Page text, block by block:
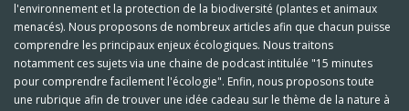
l'environnement et la protection de la biodiversité (plantes et animaux
menacés). Nous proposons de nombreux articles afin que chacun puisse
comprendre les principaux enjeux écologiques. Nous traitons
notamment ces sujets via une chaine de podcast intitulée "15 minutes
pour comprendre facilement l'écologie". Enfin, nous proposons toute
une rubrique afin de trouver une idée cadeau sur le thème de la nature à